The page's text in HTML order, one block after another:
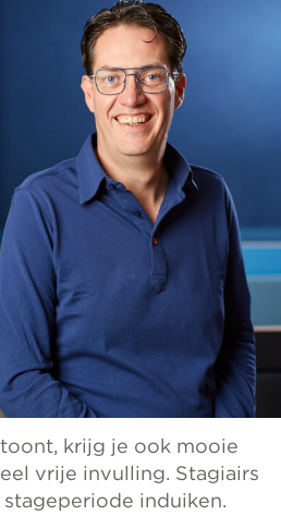
krijg je ook mooie
vrije invulling. Stagiairs
induiken.